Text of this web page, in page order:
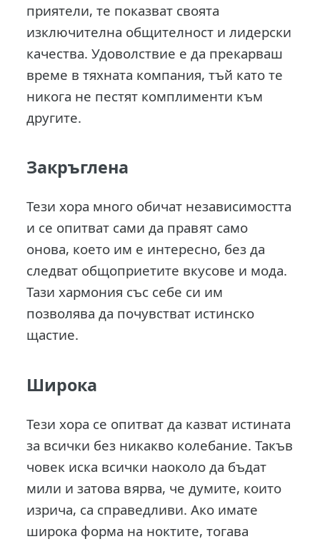
приятели, те показват своята
изключителна общителност и лидерски
качества. Удоволствие е да прекарваш
време в тяхната компания, тъй като те
никога не пестят комплименти към
другите.
Закръглена
Тези хора много обичат независимостта
и се опитват сами да правят само
онова, което им е интересно, без да
следват общоприетите вкусове и мода.
Тази хармония със себе си им
позволява да почувстват истинско
щастие.
Широка
Тези хора се опитват да казват истината
за всички без никакво колебание. Такъв
човек иска всички наоколо да бъдат
мили и затова вярва, че думите, които
изрича, са справедливи. Ако имате
широка форма на ноктите, тогава